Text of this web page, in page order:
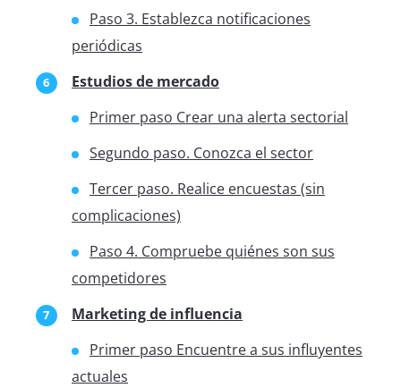
Paso 3. Establezca notificaciones
periódicas
Estudios de mercado
Primer paso Crear una alerta sectorial
Segundo paso. Conozca el sector
Tercer paso. Realice encuestas (sin
complicaciones)
Paso 4. Compruebe quiénes son sus
competidores
Marketing de influencia
Primer paso Encuentre a sus influyentes
actuales